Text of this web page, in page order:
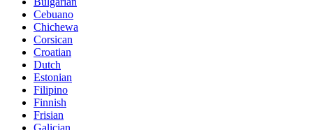
Cebuano
Chichewa
Corsican
Croatian
Dutch
Estonian
Filipino
Finnish
Frisian
Galician